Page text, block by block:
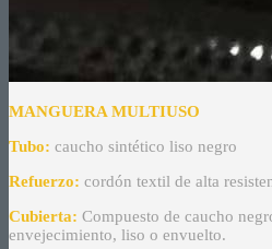
MANGUERA MULTIUSO
Tubo: caucho sintético liso negro
Refuerzo: cordón textil de alta
Cubierta: Compuesto de caucho
envejecimiento, liso o envuelto.